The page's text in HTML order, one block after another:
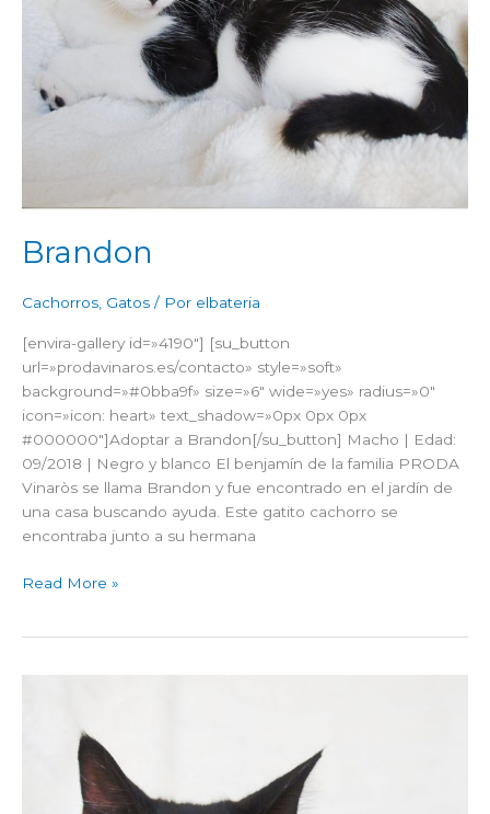
Brandon
Cachorros Gatos / Por elbateria
[envira-gallery id=»4190″] [su_button
url=»prodavinaros.es/contacto» style=»soft»
background=»#0bba9f» size=»6″ wide=»yes» radius=»0″
icon=»icon: heart» text_shadow=»0px 0px 0px
#000000″]Adoptar a Brandon[/su_button] Macho | Edad:
09/2018 | Negro y blanco El benjamín de la familia PRODA
Vinaròs se llama Brandon y fue encontrado en el jardín de
una casa buscando ayuda. Este gatito cachorro se
encontraba junto a su hermana
Read More »